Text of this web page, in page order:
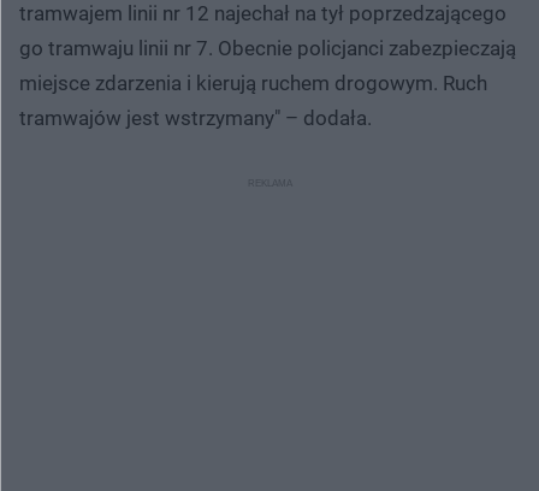
tramwajem linii nr 12 najechał na tył poprzedzającego
go tramwaju linii nr 7. Obecnie policjanci zabezpieczają
miejsce zdarzenia i kierują ruchem drogowym. Ruch
tramwajów jest wstrzymany" – dodała.